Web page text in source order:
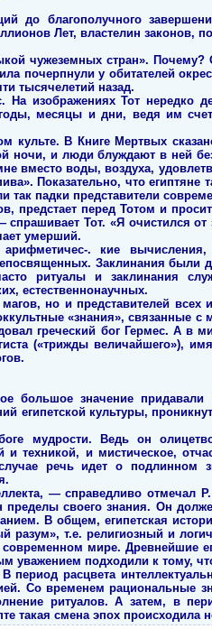
благополучного
Лет, властелин законов,
чужеземных стран». Почему?
почерпнули у обитателей
тысячелетий назад.
изображениях Тот нередко
месяцы и дни, ведя им
культе. В Книге Мертвых
ночи, и люди блуждают в ней
вместо воды, воздуха,
Показательно, что египтяне
так падки представители
перед Тотом и
Тот. «Я очистился от
умерший.
. кие
Заклинания были
ритуалы и заклинания
естественнонаучных.
но и представителей
«знания», связанные с
греческий бог Гермес. А в
(«трижды величайшего»),
большое значение придавали
египетской культуры,
мудрости. Ведь он
и техникой, и мистическое,
речь идет о
— справедливо отмечал
своего знания. Он
В общем, египетская
разум», т.е. религиозный и
мире. Древнейшие
уважением подходили к тому,
расцвета
Со временем рациональные
ритуалов. А затем, в
такая смена эпох происходила